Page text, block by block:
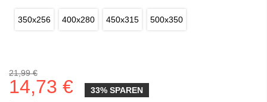
350x256 400x280 450x315 500x350
21,99 €
14,73 € 33% SPAREN